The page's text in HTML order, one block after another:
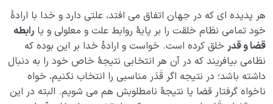
مهم‌ترین ویژگی‌ها و شباهت‌های دنیا و آخرت چیست؟
تفاوت‌های دنیا و آخرت چیست و هرکدام چه برتری‌هایی
نسبت به هم دارند؟
اعتقاد یا عدم اعتقاد به آخرت چه تاثیری بر سبک زندگی ما
دارد؟
هر پدیده ای که در جهان اتفاق می افتد، علتی دارد و خدا با ارادۀ
خود تمامی نظام خلقت را بر پایۀ روابط علت و معلولی و یا رابطه
قضا و قدر خلق کرده است. خواست و ارادۀ خدا بر این بوده که
نظامی بیافریند که در آن هر انتخابی نتیجۀ خاص خود را به دنبال
داشته باشد؛ در نتیجه اگر قَدَر مناسبی را انتخاب نکنیم، خواه
ناخواه گرفتار قضا یا نتیجۀ نامطلوبش هم می شویم. البته در این